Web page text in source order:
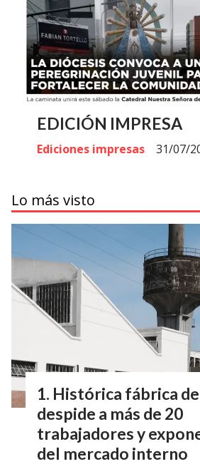
EDICIÓN IMPRESA
Ediciones impresas 31/07/
Lo más visto
Histórica fábrica
despide a más de 20
trabajadores y
del mercado interno